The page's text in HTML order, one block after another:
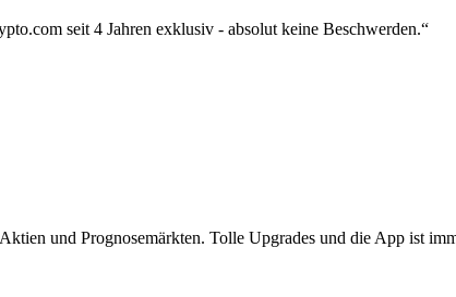
seit 4 Jahren exklusiv - absolut keine Beschwerden.“
und Prognosemärkten. Tolle Upgrades und die App ist